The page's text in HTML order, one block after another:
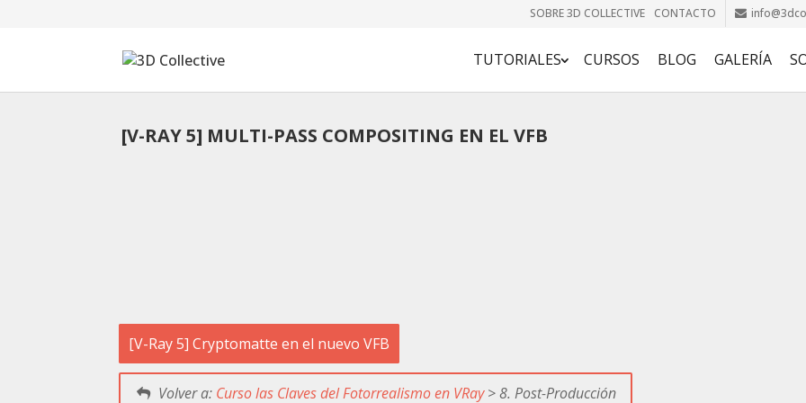
Tienda
Mi Cuenta
SOBRE 3D COLLECTIVE CONTACTO
TUTORIALES CURSOS BLOG GALERÍA
[V-RAY 5] MULTI-PASS COMPOSITING EN EL VFB
[V-Ray 5] Cryptomatte en el nuevo VFB
Volver a: Curso las Claves del Fotorrealismo en VRay> 8. Post-Producción